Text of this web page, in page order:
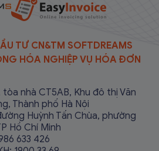
TƯ CN&TM SOFTDREAMS
HÓA NGHIỆP VỤ HÓA ĐƠN
tòa nhà CT5AB, Khu đô thị Văn
Thành phố Hà Nội
Huỳnh Tấn Chùa, phường
Hồ Chí Minh
633 426